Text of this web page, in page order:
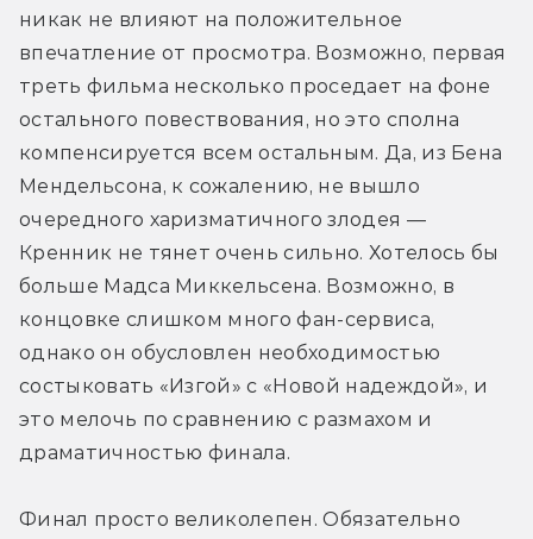
никак не влияют на положительное
впечатление от просмотра. Возможно, первая
треть фильма несколько проседает на фоне
остального повествования, но это сполна
компенсируется всем остальным. Да, из Бена
Мендельсона, к сожалению, не вышло
очередного харизматичного злодея —
Кренник не тянет очень сильно. Хотелось бы
больше Мадса Миккельсена. Возможно, в
концовке слишком много фан-сервиса,
однако он обусловлен необходимостью
состыковать «Изгой» с «Новой надеждой», и
это мелочь по сравнению с размахом и
драматичностью финала.
Финал просто великолепен. Обязательно